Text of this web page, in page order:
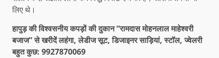
लिए थे।
हापुड़ की विश्वसनीय कपड़ों की दुकान “रामदास मोहनलाल माहेश्वरी
बजाज” से खरीदें लहंगा, लेडीज सूट, डिजाइनर साड़ियां, स्टॉल, ज्वेलरी
बहुत कुछ: 9927870069